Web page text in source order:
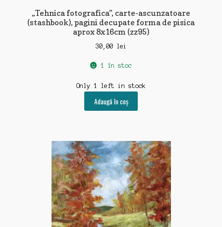
„Tehnica fotografica”, carte-ascunzatoare
(stashbook), pagini decupate forma de pisica
aprox 8x16cm (zz95)
30,00 lei
1 în stoc
Only 1 left in stock
Adaugă în coș